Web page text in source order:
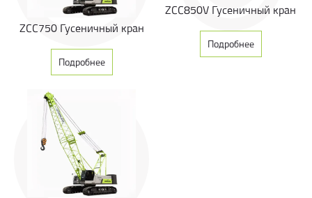
ZCC750 Гусеничный кран
Подробнее
ZCC850V Гусеничный кран
Подробнее